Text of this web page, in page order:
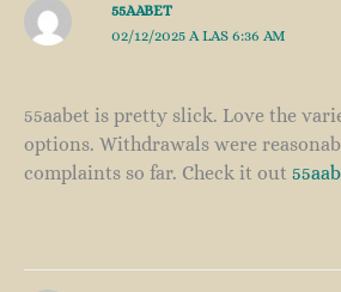
55AABET
02/12/2025 A LAS 6:36 AM
55aabet is pretty slick. Love the
options. Withdrawals were
complaints so far. Check it out